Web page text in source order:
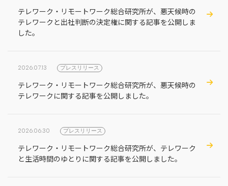
テレワーク・リモートワーク総合研究所が、悪天候時の
テレワークと出社判断の決定権に関する記事を公開しま
した。
2026.07.13 プレスリリース
テレワーク・リモートワーク総合研究所が、悪天候時の
テレワークに関する記事を公開しました。
2026.06.30 プレスリリース
テレワーク・リモートワーク総合研究所が、テレワーク
と生活時間のゆとりに関する記事を公開しました。